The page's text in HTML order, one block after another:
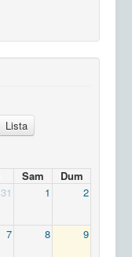
Lista
Sam
Dum
31 1 2
7 8 9